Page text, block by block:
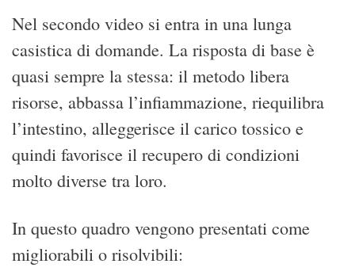
Nel secondo video si entra in una lunga
casistica di domande. La risposta di base è
quasi sempre la stessa: il metodo libera
risorse, abbassa l’infiammazione, riequilibra
l’intestino, alleggerisce il carico tossico e
quindi favorisce il recupero di condizioni
molto diverse tra loro.
In questo quadro vengono presentati come
migliorabili o risolvibili: